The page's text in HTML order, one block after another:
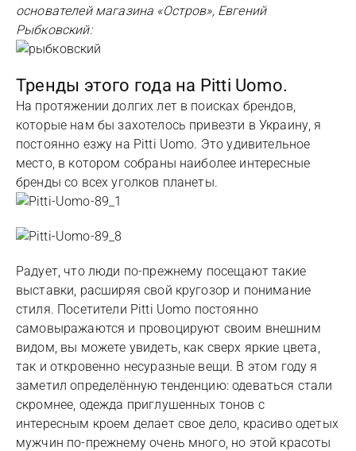
основателей магазина «Остров», Евгений
Рыбковский:
Тренды этого года на Pitti Uomo.
На протяжении долгих лет в поисках брендов,
которые нам бы захотелось привезти в Украину, я
постоянно езжу на Pitti Uomo. Это удивительное
место, в котором собраны наиболее интересные
бренды со всех уголков планеты.
Радует, что люди по-прежнему посещают такие
выставки, расширяя свой кругозор и понимание
стиля. Посетители Pitti Uomo постоянно
самовыражаются и провоцируют своим внешним
видом, вы можете увидеть, как сверх яркие цвета,
так и откровенно несуразные вещи. В этом году я
заметил определённую тенденцию: одеваться стали
скромнее, одежда приглушенных тонов с
интересным кроем делает свое дело, красиво одетых
мужчин по-прежнему очень много, но этой красоты